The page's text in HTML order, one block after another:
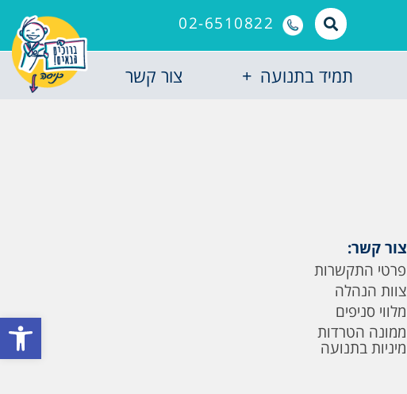
פתח
02-6510822
תמיד בתנועה צור קשר
צור קשר:
פרטי התקשרות
צוות הנהלה
מלווי סניפים
ממונה הטרדות
מיניות בתנועה